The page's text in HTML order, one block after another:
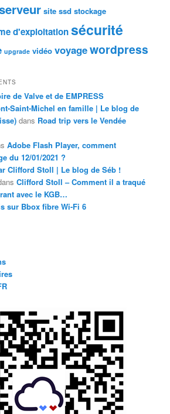
site ssd stockage
d'exploitationsécurité
upgrade vidéo voyagewordpress
de Valve et de EMPRESS
Saint-Michel en famille | Le blog de
dans Road trip vers le Vendée
Adobe Flash Player, comment
du 12/01/2021 ?
Clifford Stoll | Le blog de Séb !
Clifford Stoll – Comment il a traqué
avec le KGB…
sur Bbox fibre Wi-Fi 6